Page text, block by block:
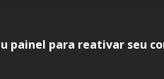
painel para reativar seu